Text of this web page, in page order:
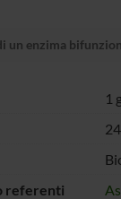
un enzima
1
24
referenti